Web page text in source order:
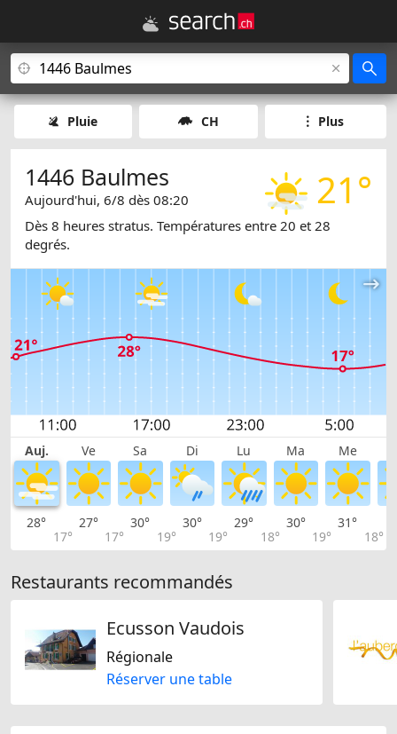
Pluie CH Plus
21°
1446 Baulmes
Aujourd'hui, 6/8 dès 08:20
Dès 8 heures stratus. Températures entre 20 et 28
degrés.
Auj. Ve Sa Di Lu Ma Me
28°
17°
27°
17°
30°
19°
30°
19°
29°
18°
30°
19°
31°
18°
Restaurants recommandés
Ecusson Vaudois
Régionale
Réserver une table